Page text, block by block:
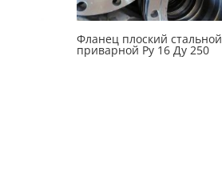
Фланец плоский стальной
приварной Ру 16 Ду 250